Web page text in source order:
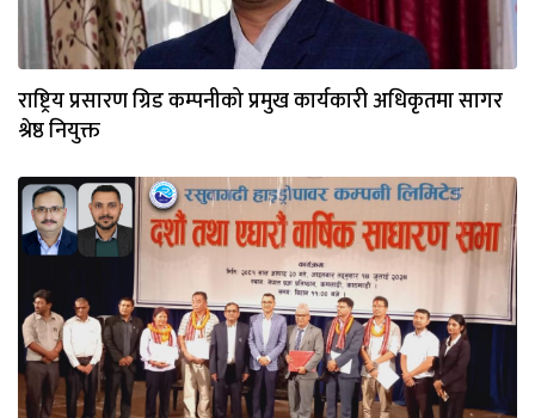
राष्ट्रिय प्रसारण ग्रिड कम्पनीको प्रमुख कार्यकारी अधिकृतमा सागर
श्रेष्ठ नियुक्त